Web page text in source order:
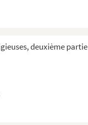
deuxième partie